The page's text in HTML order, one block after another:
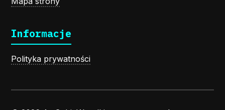
Informacje
Polityka prywatności